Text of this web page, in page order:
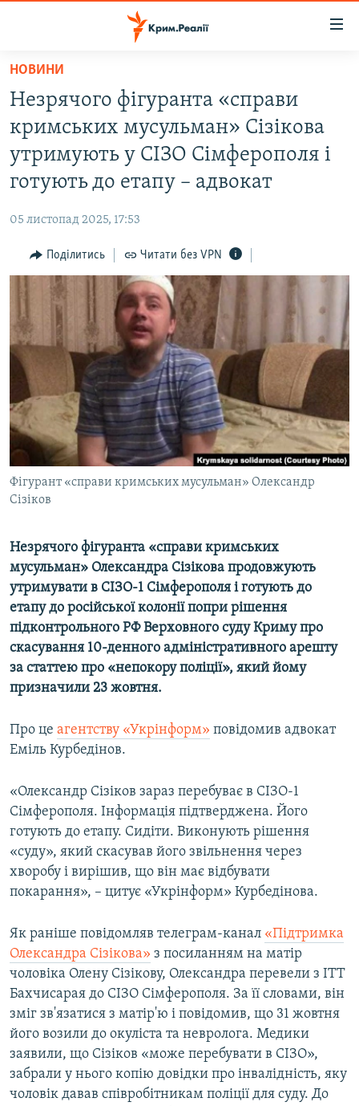
Перейти
основного
матеріалу
Перейти
до
основної
Перейти
пошуку
ВОДА.КРИМ
ВІДЕО ТА ФОТО
ІНТЕРВ'Ю
ВСЕ ЗА ДЕНЬ
СПЕЦПРОЕКТИ
ДЕПОРТАЦІЯ
ВІДЕОУРОКИ «ELIFBE»
СВІДЧЕННЯ ОКУПАЦІЇ
УКРАЇНСЬКА ПРОБЛЕМА КРИМУ
ІНФОГРАФІКА
ЯК ОБІЙТИ БЛОКУВАННЯ
Русский
Qırımtatar
ДОЛУЧАЙСЯ!
НОВИНИ
Незрячого фігуранта «справи
кримських мусульман» Сізікова
утримують у СІЗО Сімферополя і
готують до етапу – адвокат
05 листопад 2025, 17:53
Поділитись Читати без VPN
Фігурант «справи кримських мусульман» Олександр
Сізіков
Незрячого фігуранта «справи кримських
мусульман» Олександра Сізікова продовжують
утримувати в СІЗО-1 Сімферополя і готують до
етапу до російської колонії попри рішення
підконтрольного РФ Верховного суду Криму про
скасування 10-денного адміністративного арешту
за статтею про «непокору поліції», який йому
призначили 23 жовтня.
Про це агентству «Укрінформ» повідомив адвокат
Еміль Курбедінов.
«Олександр Сізіков зараз перебуває в СІЗО-1
Сімферополя. Інформація підтверджена. Його
готують до етапу. Сидіти. Виконують рішення
«суду», який скасував його звільнення через
хворобу і вирішив, що він має відбувати
покарання», – цитує «Укрінформ» Курбедінова.
Як раніше повідомляв телеграм-канал «Підтримка
Олександра Сізікова» з посиланням на матір
чоловіка Олену Сізікову, Олександра перевели з ІТТ
Бахчисарая до СІЗО Сімферополя. За її словами, він
зміг зв'язатися з матір'ю і повідомив, що 31 жовтня
його возили до окуліста та невролога. Медики
заявили, що Сізіков «може перебувати в СІЗО»,
забрали у нього копію довідки про інвалідність, яку
чоловік давав співробітникам поліції для суду. До